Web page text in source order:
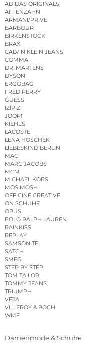
ADIDAS ORIGINALS
AFFENZAHN
ARMANI/PRIVÉ
BARBOUR
BIRKENSTOCK
BRAX
CALVIN KLEIN JEANS
COMMA
DR. MARTENS
DYSON
ERGOBAG
FRED PERRY
GUESS
IZIPIZI
JOOP!
KIEHL’S
LACOSTE
LENA HOSCHEK
LIEBESKIND BERLIN
MAC
MARC JACOBS
MCM
MICHAEL KORS
MOS MOSH
OFFICINE CREATIVE
ON SCHUHE
OPUS
POLO RALPH LAUREN
RAINKISS
REPLAY
SAMSONITE
SATCH
SMEG
STEP BY STEP
TOM TAILOR
TOMMY JEANS
TRIUMPH
VEJA
VILLEROY & BOCH
WMF
Damenmode & Schuhe